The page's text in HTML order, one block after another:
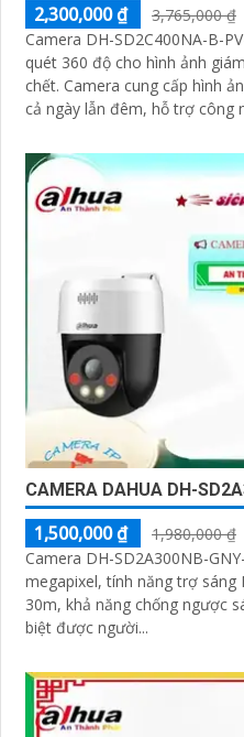
2,300,000 ₫
3,765,000 ₫
Camera DH-SD2C400NA-B-
quét 360 độ cho hình ảnh
chết. Camera cung cấp hình ảnh siêu nét 2K+ và có màu sắc
cả ngày lẫn đêm, hỗ trợ công
CAMERA DAHUA DH-
1,500,000 ₫
1,980,000 ₫
Camera DH-SD2A300NB-
megapixel, tính năng trợ sáng
30m, khả năng chống ngược
biệt được người...